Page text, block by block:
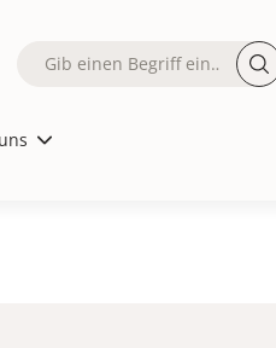
Fulltext